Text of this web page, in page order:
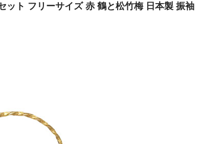
ット フリーサイズ 赤 鶴と松竹梅 日本製 振袖